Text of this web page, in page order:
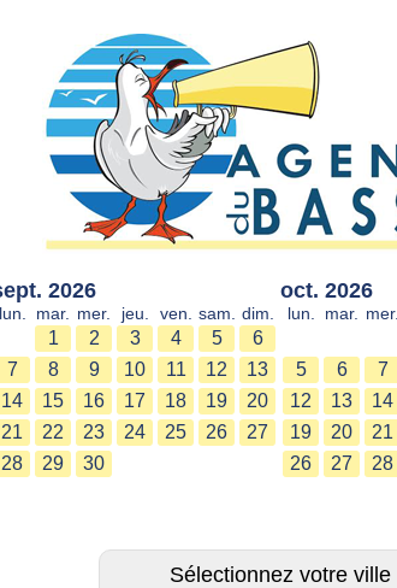
2026
lun. mar. mer. jeu. ven. sam. dim.
1 2 3 4 5
6
7
8 9 10 11 12
13
14
15 16 17 18 19
20
21
22 23 24 25 26
27
28
29 30
oct. 2026
lun. mar. mer.
5
6 7
12
13 14
19
20 21
26
27 28
Sélectionnez votre ville